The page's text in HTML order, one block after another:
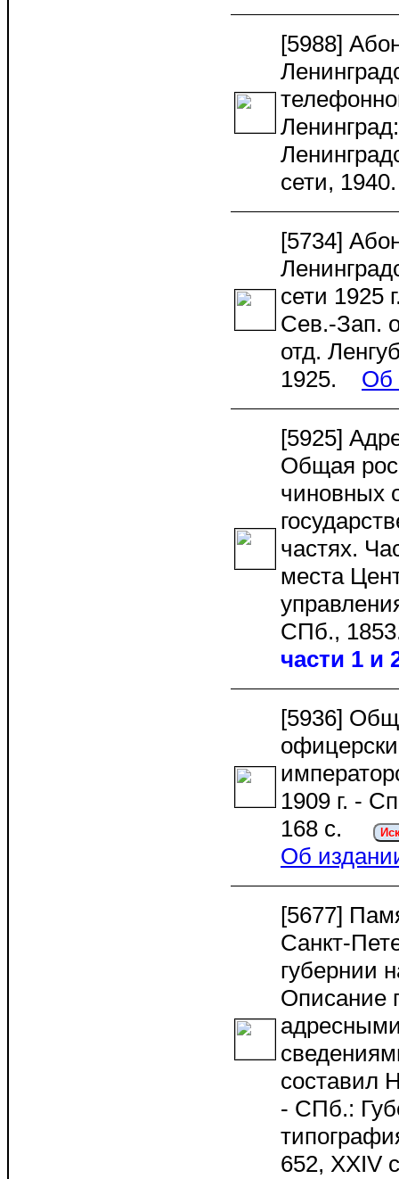
[5988]
сети,
[5734]
сети 1925
Сев.-Зап.
отд.
1925. Об
[5925]
Общая
чиновных
частях.
места
СПб.,
части 1 и
[5936]
1909 г. -
168 c.
Об
[5677]
Санкт-
губернии
Описание
составил
- СПб.:
652,